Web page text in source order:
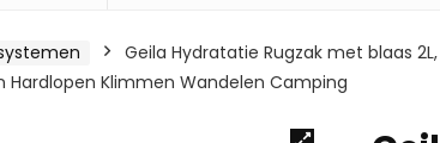
Geila Hydratatie Rugzak met blaas
Hardlopen Klimmen Wandelen Camping